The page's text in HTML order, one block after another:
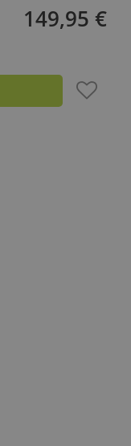
149,95 €